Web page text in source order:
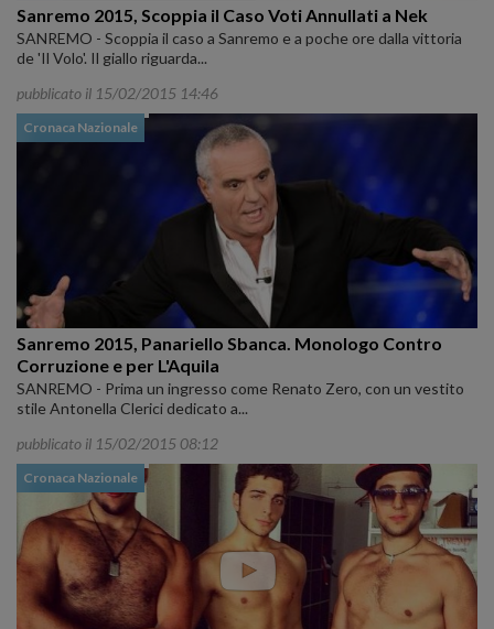
Sanremo 2015, Scoppia il Caso Voti Annullati a Nek
SANREMO - Scoppia il caso a Sanremo e a poche ore dalla vittoria
de 'Il Volo'. Il giallo riguarda...
pubblicato il 15/02/2015 14:46
Cronaca Nazionale
Sanremo 2015, Panariello Sbanca. Monologo Contro
Corruzione e per L'Aquila
SANREMO - Prima un ingresso come Renato Zero, con un vestito
stile Antonella Clerici dedicato a...
pubblicato il 15/02/2015 08:12
Cronaca Nazionale